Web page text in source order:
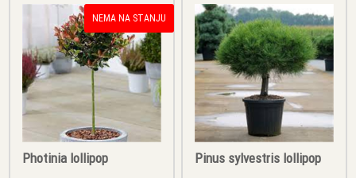
NEMA NA STANJU
Photinia lollipop Pinus sylvestris lollipop